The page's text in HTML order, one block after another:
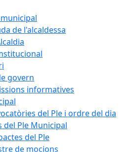
de l'alcaldessa
govern
informatives
del Ple i ordre del dia
del Ple Municipal
del Ple
de mocions